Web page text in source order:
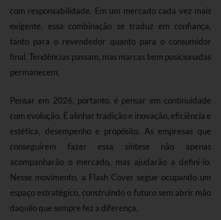
com responsabilidade. Em um mercado cada vez mais
exigente, essa combinação se traduz em confiança,
tanto para o revendedor quanto para o consumidor
final. Tendências passam, mas marcas bem posicionadas
permanecem.
Pensar em 2026, portanto, é pensar em continuidade
com evolução. É alinhar tradição e inovação, eficiência e
estética, desempenho e propósito. As empresas que
conseguirem fazer essa síntese não apenas
acompanharão o mercado, mas ajudarão a defini-lo.
Nesse movimento, a Flash Cover segue ocupando um
espaço estratégico, construindo o futuro sem abrir mão
daquilo que sempre fez a diferença.